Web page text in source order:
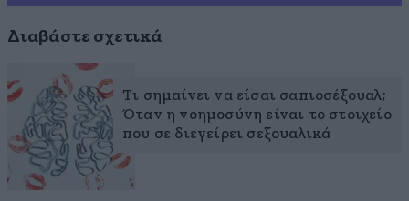
Διαβάστε σχετικά
Τι σημαίνει να είσαι σαπιοσέξουαλ;
Όταν η νοημοσύνη είναι το στοιχείο
που σε διεγείρει σεξουαλικά